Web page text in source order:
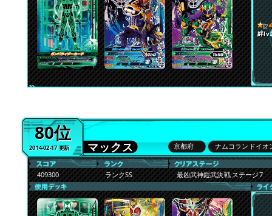
絆
80位
2014-02-17 更新 マックス 京都府 ナムコランドイオ
409300 ランクSS 最凶武神鎧武決戦 ステージ7